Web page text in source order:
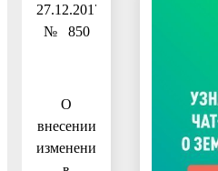
27.12.2017
№ 850
О
внесении
изменений